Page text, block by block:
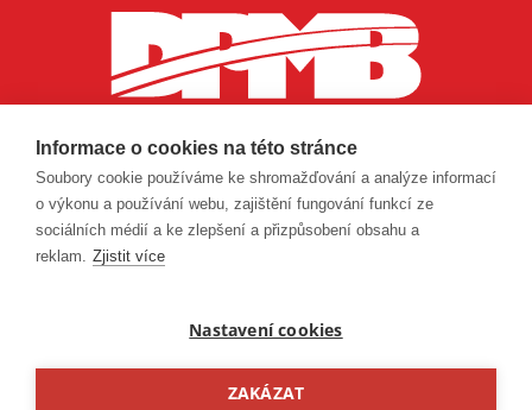
Informace o cookies na této stránce
Soubory cookie používáme ke shromažďování a analýze informací
o výkonu a používání webu, zajištění fungování funkcí ze
sociálních médií a ke zlepšení a přizpůsobení obsahu a
reklam. Zjistit více
Nastavení cookies
ZAKÁZAT